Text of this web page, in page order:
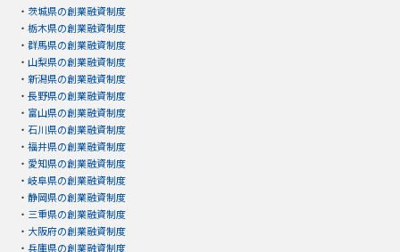
・ 茨城県の創業融資制度
・ 栃木県の創業融資制度
・ 群馬県の創業融資制度
・ 山梨県の創業融資制度
・ 新潟県の創業融資制度
・ 長野県の創業融資制度
・ 富山県の創業融資制度
・ 石川県の創業融資制度
・ 福井県の創業融資制度
・ 愛知県の創業融資制度
・ 岐阜県の創業融資制度
・ 静岡県の創業融資制度
・ 三重県の創業融資制度
・ 大阪府の創業融資制度
・ 兵庫県の創業融資制度